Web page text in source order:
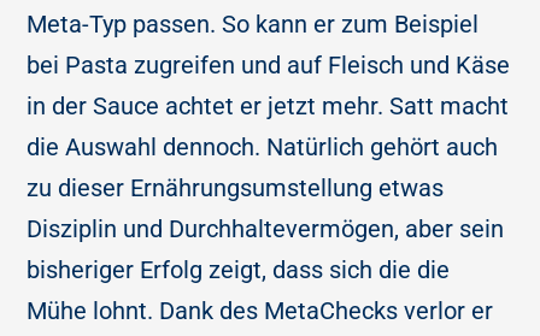
Meta-Typ passen. So kann er zum Beispiel
bei Pasta zugreifen und auf Fleisch und Käse
in der Sauce achtet er jetzt mehr. Satt macht
die Auswahl dennoch. Natürlich gehört auch
zu dieser Ernährungsumstellung etwas
Disziplin und Durchhaltevermögen, aber sein
bisheriger Erfolg zeigt, dass sich die die
Mühe lohnt. Dank des MetaChecks verlor er